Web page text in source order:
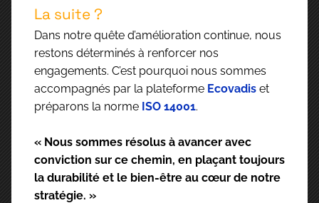
La suite ?
Dans notre quête d’amélioration continue, nous
restons déterminés à renforcer nos
engagements. C’est pourquoi nous sommes
accompagnés par la plateforme Ecovadis et
préparons la norme ISO 14001.
« Nous sommes résolus à avancer avec
conviction sur ce chemin, en plaçant toujours
la durabilité et le bien-être au cœur de notre
stratégie. »